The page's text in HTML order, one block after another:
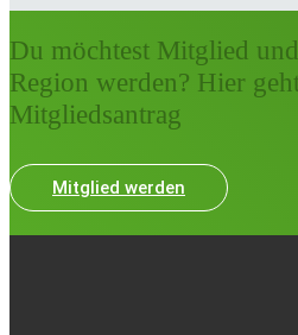
Du möchtest Mitglied
Region werden? Hier
Mitgliedsantrag
Mitglied werden